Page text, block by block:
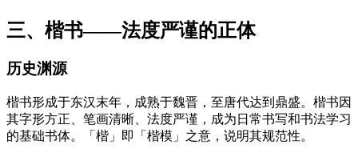
三、楷书——法度严谨的正体
历史渊源
楷书形成于东汉末年，成熟于魏晋，至唐代达到鼎盛。楷书因
其字形方正、笔画清晰、法度严谨，成为日常书写和书法学习
的基础书体。「楷」即「楷模」之意，说明其规范性。